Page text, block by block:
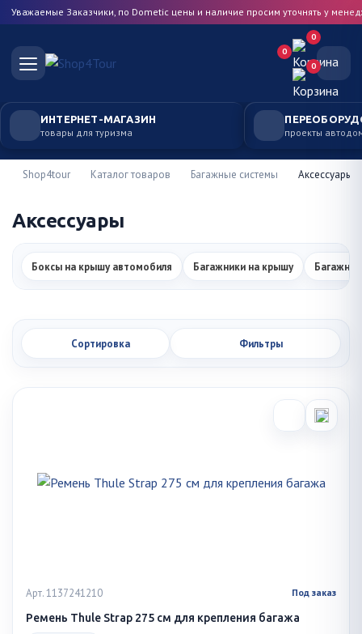
Уважаемые Заказчики, по Dometic цены и наличие просим уточнять у
0
0
0
ИНТЕРНЕТ-МАГАЗИН
товары для туризма проекты
Shop4tour Каталог товаров Багажные системы Аксессуары
Аксессуары
Боксы на крышу автомобиля Багажники на крышу
Сортировка Фильтры
Арт. 1137241210 Под заказ
Ремень Thule Strap 275 см для крепления багажа